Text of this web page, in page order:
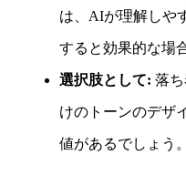
は、AIが理解しや
すると効果的な場
選択肢として: 落
けのトーンのデザ
値があるでしょう。